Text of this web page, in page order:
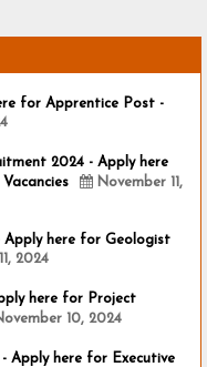
for Apprentice Post -
2024 - Apply here
November 11,
Apply here for Geologist
2024
here for Project
10, 2024
Apply here for Executive